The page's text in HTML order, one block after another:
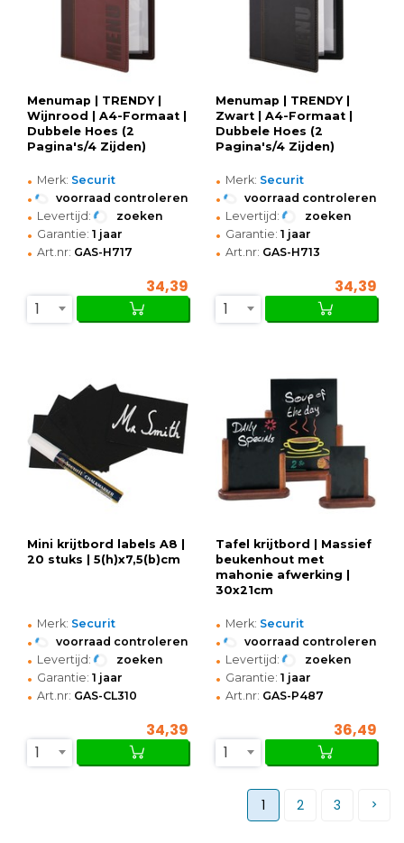
Menumap | TRENDY |
Wijnrood | A4-Formaat |
Dubbele Hoes (2
Pagina's/4 Zijden)
• Merk: Securit
• voorraad controleren
• Levertijd: zoeken
• Garantie: 1 jaar
• Art.nr: GAS-H717
34,39
1
Menumap | TRENDY |
Zwart | A4-Formaat |
Dubbele Hoes (2
Pagina's/4 Zijden)
• Merk: Securit
• voorraad controleren
• Levertijd: zoeken
• Garantie: 1 jaar
• Art.nr: GAS-H713
34,39
1
Mini krijtbord labels A8 |
20 stuks | 5(h)x7,5(b)cm
• Merk: Securit
• voorraad controleren
• Levertijd: zoeken
• Garantie: 1 jaar
• Art.nr: GAS-CL310
34,39
1
Tafel krijtbord | Massief
beukenhout met
mahonie afwerking |
30x21cm
• Merk: Securit
• voorraad controleren
• Levertijd: zoeken
• Garantie: 1 jaar
• Art.nr: GAS-P487
36,49
1
1 2 3